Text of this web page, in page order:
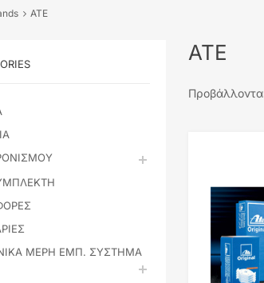
ATE
ATE
ΜΕΡΗ ΕΜΠ. ΣΥΣΤΗΜΑ